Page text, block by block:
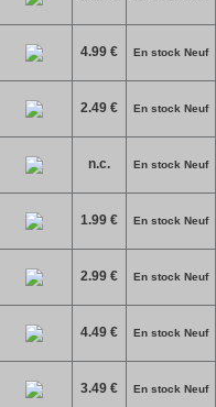
4.99 € En stock Neuf
2.49 € En stock Neuf
n.c. En stock Neuf
1.99 € En stock Neuf
2.99 € En stock Neuf
4.49 € En stock Neuf
3.49 € En stock Neuf